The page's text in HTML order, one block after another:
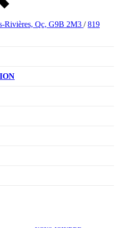
Rivières, Qc, G9B 2M3 / 819
VÉHICULE
ROUTIER
AUTO
VOUS